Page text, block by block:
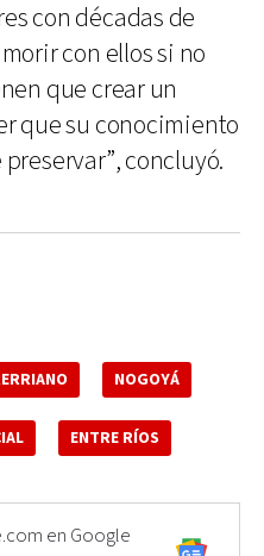
con décadas de
con ellos si no
que crear un
que su conocimiento
concluyó.
NOGOYÁ
ENTRE RÍOS
en Google